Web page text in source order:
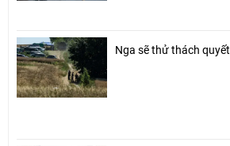
Nga sẽ thử thách